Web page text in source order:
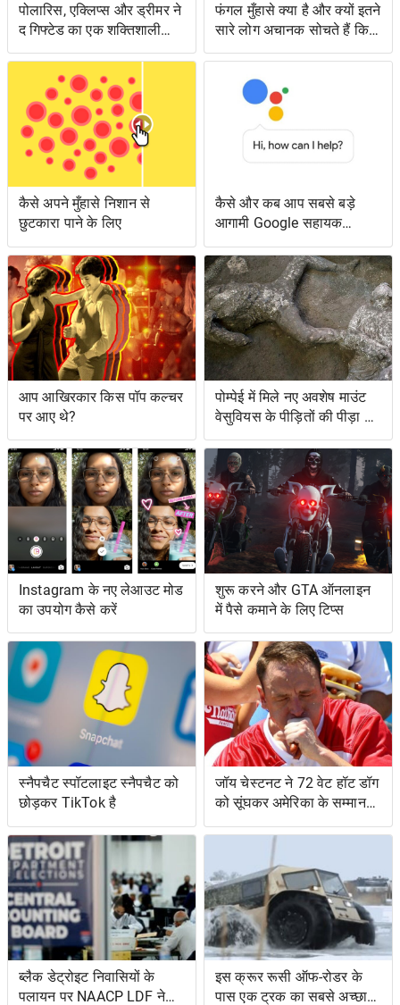
पोलारिस, एक्लिप्स और ड्रीमर ने
द गिफ्टेड का एक शक्तिशाली
एपिसोड लंगर डाला
फंगल मुँहासे क्या है और क्यों इतने
सारे लोग अचानक सोचते हैं कि
उनके पास क्या है?
कैसे अपने मुँहासे निशान से
छुटकारा पाने के लिए
कैसे और कब आप सबसे बड़े
आगामी Google सहायक
सुविधाओं तक पहुँच सकते हैं
आप आखिरकार किस पॉप कल्चर
पर आए थे?
पोम्पेई में मिले नए अवशेष माउंट
वेसुवियस के पीड़ितों की पीड़ा को
दर्शाते हैं
Instagram के नए लेआउट मोड
का उपयोग कैसे करें
शुरू करने और GTA ऑनलाइन
में पैसे कमाने के लिए टिप्स
स्नैपचैट स्पॉटलाइट स्नैपचैट को
छोड़कर TikTok है
जॉय चेस्टनट ने 72 वेट हॉट डॉग
को सूंघकर अमेरिका के सम्मान
की रक्षा की
ब्लैक डेट्रोइट निवासियों के
पलायन पर NAACP LDF ने
इस क्रूर रूसी ऑफ-रोडर के
पास एक ट्रक का सबसे अच्छा